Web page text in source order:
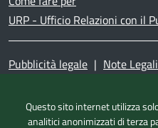
URP - Ufficio Relazioni con il
Pubblicità legale | Note Legali
Questo sito internet utilizza
analitici anonimizzati di terza